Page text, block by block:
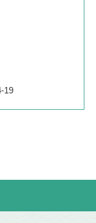
19